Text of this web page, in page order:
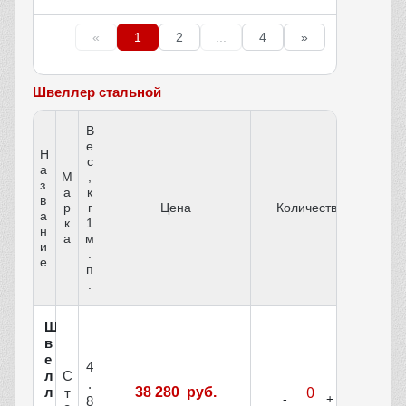
« 1 2 ... 4 »
Швеллер стальной
Н
а
з
в
а
н
и
е
М
а
р
к
а
В
е
с
,
к
г
1
м
.
п
.
Цена Количество
Ш
в
е
л
л
С
т
4
.
8
38 280 руб.